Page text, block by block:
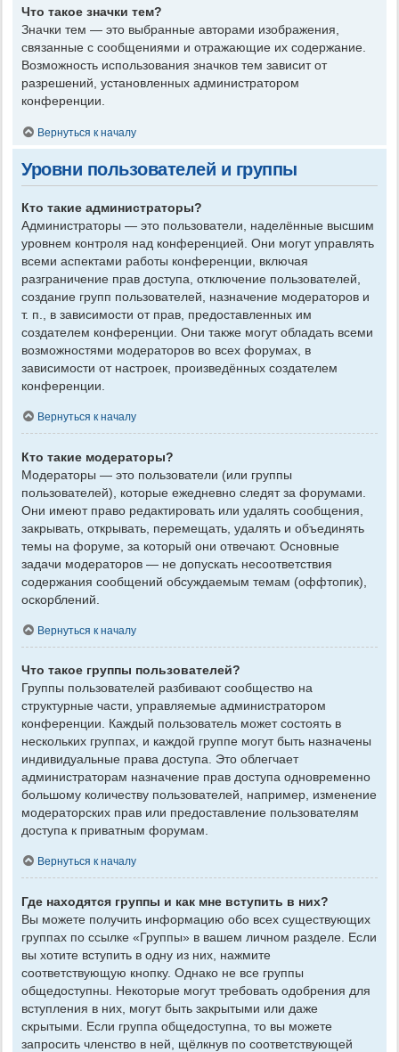
Что такое значки тем?
Значки тем — это выбранные авторами изображения,
связанные с сообщениями и отражающие их содержание.
Возможность использования значков тем зависит от
разрешений, установленных администратором
конференции.
Вернуться к началу
Уровни пользователей и группы
Кто такие администраторы?
Администраторы — это пользователи, наделённые высшим
уровнем контроля над конференцией. Они могут управлять
всеми аспектами работы конференции, включая
разграничение прав доступа, отключение пользователей,
создание групп пользователей, назначение модераторов и
т. п., в зависимости от прав, предоставленных им
создателем конференции. Они также могут обладать всеми
возможностями модераторов во всех форумах, в
зависимости от настроек, произведённых создателем
конференции.
Вернуться к началу
Кто такие модераторы?
Модераторы — это пользователи (или группы
пользователей), которые ежедневно следят за форумами.
Они имеют право редактировать или удалять сообщения,
закрывать, открывать, перемещать, удалять и объединять
темы на форуме, за который они отвечают. Основные
задачи модераторов — не допускать несоответствия
содержания сообщений обсуждаемым темам (оффтопик),
оскорблений.
Вернуться к началу
Что такое группы пользователей?
Группы пользователей разбивают сообщество на
структурные части, управляемые администратором
конференции. Каждый пользователь может состоять в
нескольких группах, и каждой группе могут быть назначены
индивидуальные права доступа. Это облегчает
администраторам назначение прав доступа одновременно
большому количеству пользователей, например, изменение
модераторских прав или предоставление пользователям
доступа к приватным форумам.
Вернуться к началу
Где находятся группы и как мне вступить в них?
Вы можете получить информацию обо всех существующих
группах по ссылке «Группы» в вашем личном разделе. Если
вы хотите вступить в одну из них, нажмите
соответствующую кнопку. Однако не все группы
общедоступны. Некоторые могут требовать одобрения для
вступления в них, могут быть закрытыми или даже
скрытыми. Если группа общедоступна, то вы можете
запросить членство в ней, щёлкнув по соответствующей